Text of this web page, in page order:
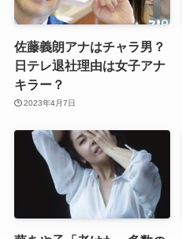
佐藤義朗アナはチャラ男？
日テレ退社理由は女子アナ
キラー？
2023年4月7日